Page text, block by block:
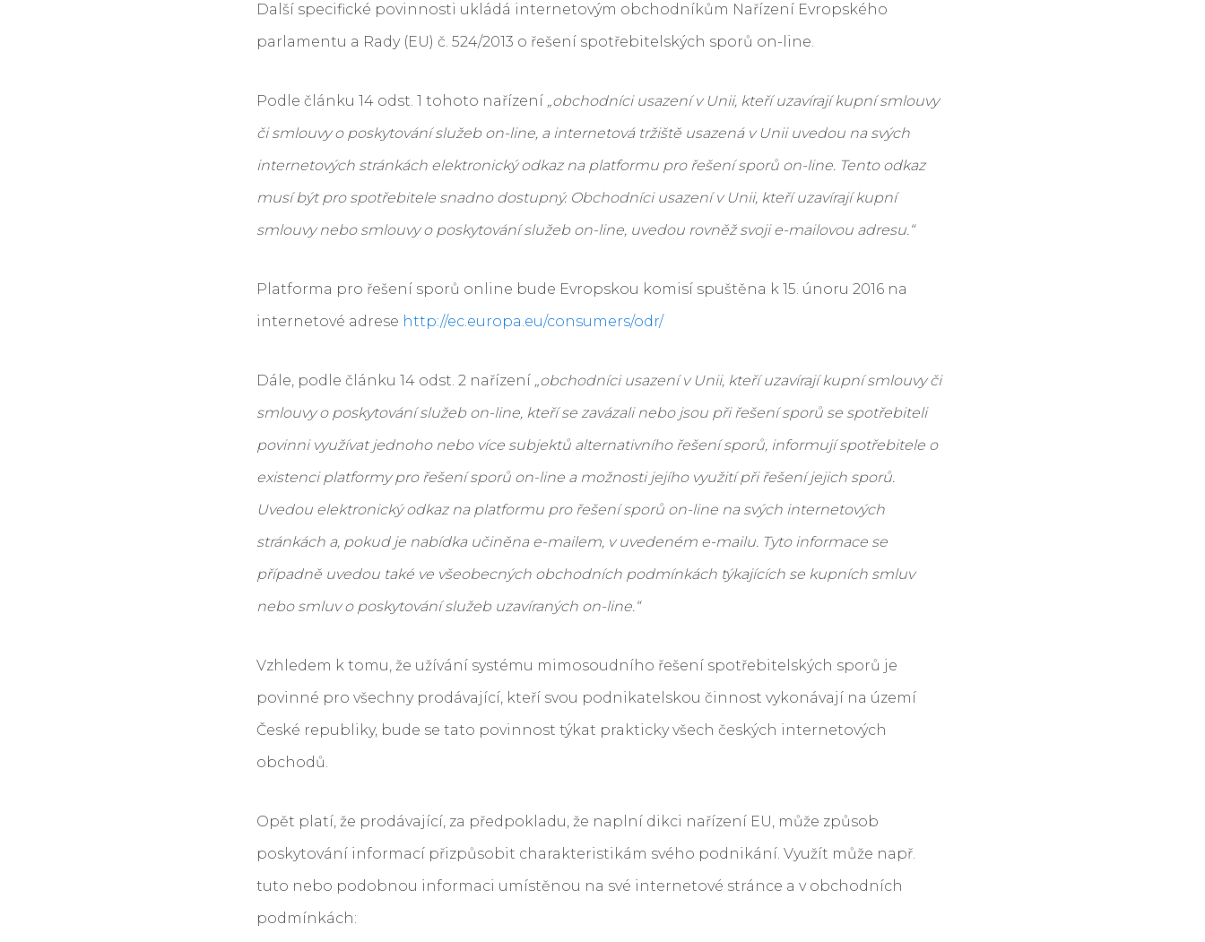
Další specifické povinnosti ukládá internetovým obchodníkům Nařízení Evropského
parlamentu a Rady (EU) č. 524/2013 o řešení spotřebitelských sporů on-line.
Podle článku 14 odst. 1 tohoto nařízení „obchodníci usazení v Unii, kteří uzavírají kupní smlouvy
či smlouvy o poskytování služeb on-line, a internetová tržiště usazená v Unii uvedou na svých
internetových stránkách elektronický odkaz na platformu pro řešení sporů on-line. Tento odkaz
musí být pro spotřebitele snadno dostupný. Obchodníci usazení v Unii, kteří uzavírají kupní
smlouvy nebo smlouvy o poskytování služeb on-line, uvedou rovněž svoji e-mailovou adresu.“
Platforma pro řešení sporů online bude Evropskou komisí spuštěna k 15. únoru 2016 na
internetové adrese http://ec.europa.eu/consumers/odr/
Dále, podle článku 14 odst. 2 nařízení „obchodníci usazení v Unii, kteří uzavírají kupní smlouvy či
smlouvy o poskytování služeb on-line, kteří se zavázali nebo jsou při řešení sporů se spotřebiteli
povinni využívat jednoho nebo více subjektů alternativního řešení sporů, informují spotřebitele o
existenci platformy pro řešení sporů on-line a možnosti jejího využití při řešení jejich sporů.
Uvedou elektronický odkaz na platformu pro řešení sporů on-line na svých internetových
stránkách a, pokud je nabídka učiněna e-mailem, v uvedeném e-mailu. Tyto informace se
případně uvedou také ve všeobecných obchodních podmínkách týkajících se kupních smluv
nebo smluv o poskytování služeb uzavíraných on-line.“
Vzhledem k tomu, že užívání systému mimosoudního řešení spotřebitelských sporů je
povinné pro všechny prodávající, kteří svou podnikatelskou činnost vykonávají na území
České republiky, bude se tato povinnost týkat prakticky všech českých internetových
obchodů.
Opět platí, že prodávající, za předpokladu, že naplní dikci nařízení EU, může způsob
poskytování informací přizpůsobit charakteristikám svého podnikání. Využít může např.
tuto nebo podobnou informaci umístěnou na své internetové stránce a v obchodních
podmínkách: